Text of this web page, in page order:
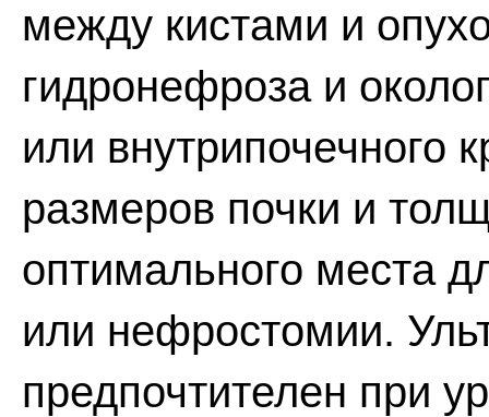
между кистами и
гидронефроза и
или внутрипочечного
размеров почки и
оптимального места
или нефростомии.
предпочтителен при